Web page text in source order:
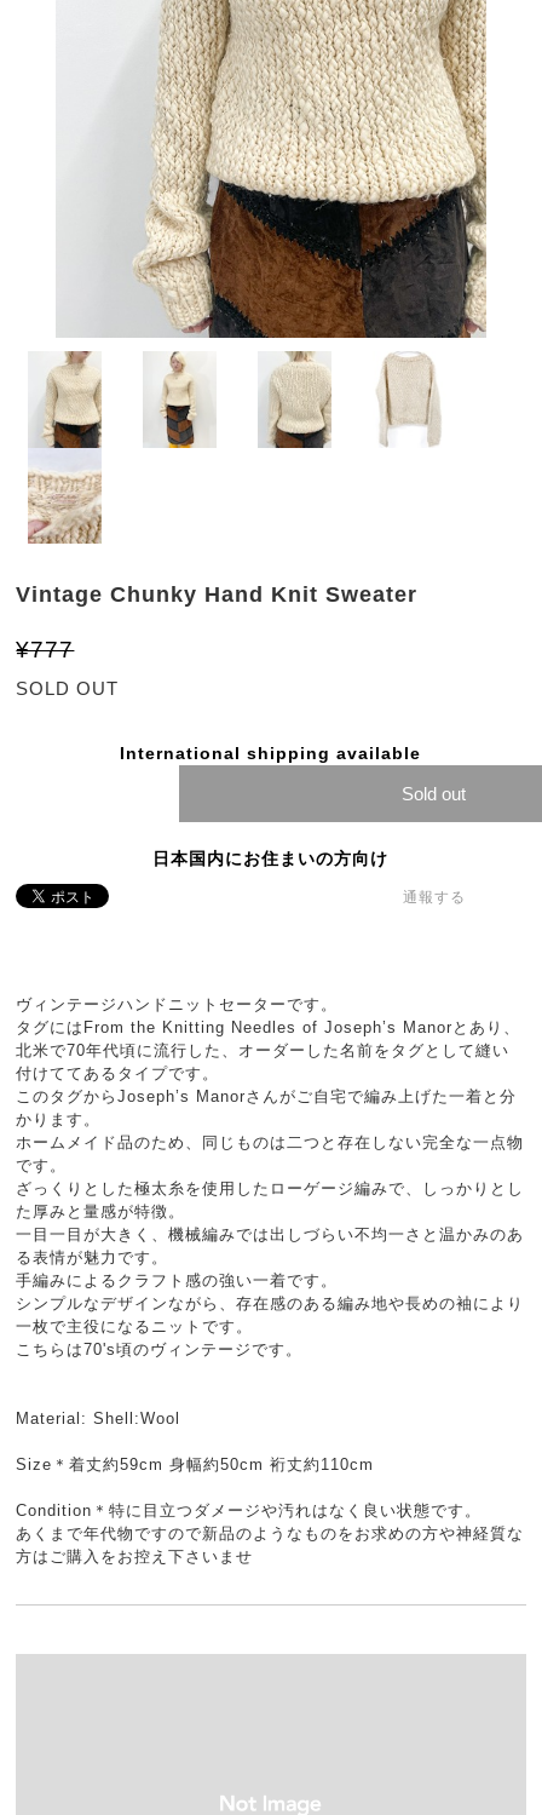
Vintage Chunky Hand Knit Sweater
¥777
SOLD OUT
International shipping available
Sold out
日本国内にお住まいの方向け
通報する
ヴィンテージハンドニットセーターです。
タグにはFrom the Knitting Needles of Joseph’s Manorとあり、
北米で70年代頃に流行した、オーダーした名前をタグとして縫い
付けててあるタイプです。
このタグからJoseph’s Manorさんがご自宅で編み上げた一着と分
かります。
ホームメイド品のため、同じものは二つと存在しない完全な一点物
です。
ざっくりとした極太糸を使用したローゲージ編みで、しっかりとし
た厚みと量感が特徴。
一目一目が大きく、機械編みでは出しづらい不均一さと温かみのあ
る表情が魅力です。
手編みによるクラフト感の強い一着です。
シンプルなデザインながら、存在感のある編み地や長めの袖により
一枚で主役になるニットです。
こちらは70's頃のヴィンテージです。
Material: Shell:Wool
Size＊着丈約59cm 身幅約50cm 裄丈約110cm
Condition＊特に目立つダメージや汚れはなく良い状態です。
あくまで年代物ですので新品のようなものをお求めの方や神経質な
方はご購入をお控え下さいませ